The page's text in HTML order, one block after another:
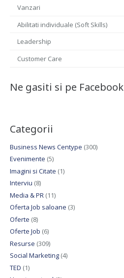
Vanzari
Abilitati individuale (Soft Skills)
Leadership
Customer Care
Ne gasiti si pe Facebook
Categorii
Business News Centype (300)
Evenimente (5)
Imagini si Citate (1)
Interviu (8)
Media & PR(11)
Oferta Job saloane (3)
Oferte (8)
Oferte Job (6)
Resurse (309)
Social Marketing(4)
TED (1)